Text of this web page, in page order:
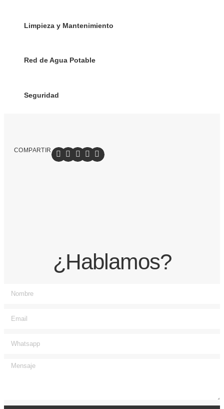
Limpieza y Mantenimiento
Red de Agua Potable
Seguridad
COMPARTIR
¿Hablamos?